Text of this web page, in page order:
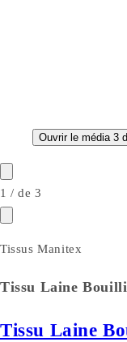
Ouvrir le média 3
1 /de 3
Tissus Manitex
Tissu Laine
Tissu Laine